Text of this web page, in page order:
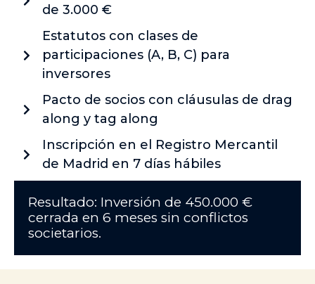
de 3.000 €
Estatutos con clases de
participaciones (A, B, C) para
inversores
Pacto de socios con cláusulas de drag
along y tag along
Inscripción en el Registro Mercantil
de Madrid en 7 días hábiles
Resultado: Inversión de 450.000 €
cerrada en 6 meses sin conflictos
societarios.